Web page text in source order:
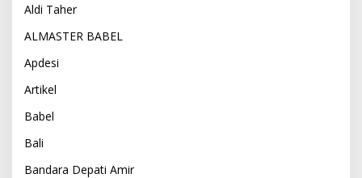
Aldi Taher
ALMASTER BABEL
Apdesi
Artikel
Babel
Bali
Bandara Depati Amir